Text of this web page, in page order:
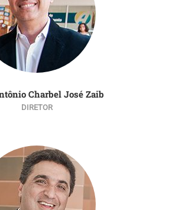
Charbel José Zaib
DIRETOR